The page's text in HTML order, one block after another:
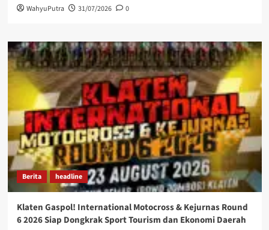
WahyuPutra 31/07/2026 0
Berita headline
Klaten Gaspol! International Motocross & Kejurnas Round
6 2026 Siap Dongkrak Sport Tourism dan Ekonomi Daerah